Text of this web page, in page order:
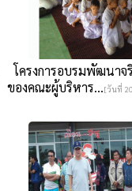
โครงการอบรมพัฒนา
ของคณะผู้บริหาร...[วันที่